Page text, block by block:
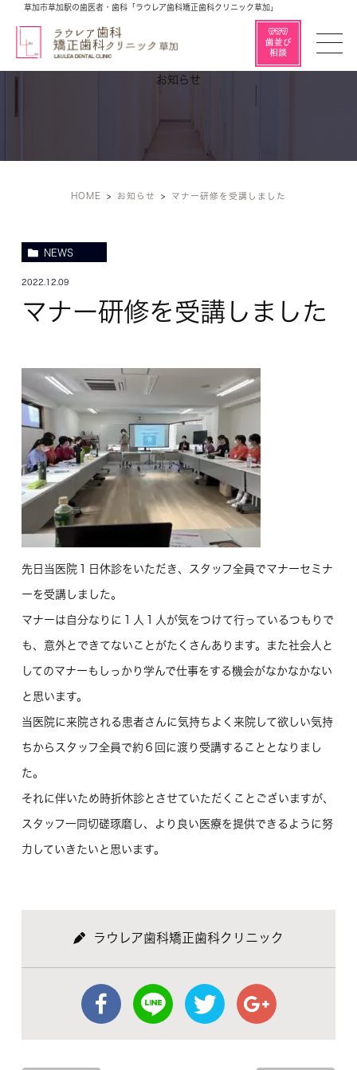
草加市草加駅の歯医者・歯科「ラウレア歯科矯正歯科クリニック草加」
お知らせ
HOME お知らせ マナー研修を受講しました
NEWS
2022.12.09
マナー研修を受講しました
先日当医院１日休診をいただき、スタッフ全員でマナーセミナ
ーを受講しました。
マナーは自分なりに１人１人が気をつけて行っているつもりで
も、意外とできてないことがたくさんあります。また社会人と
してのマナーもしっかり学んで仕事をする機会がなかなかない
と思います。
当医院に来院される患者さんに気持ちよく来院して欲しい気持
ちからスタッフ全員で約６回に渡り受講することとなりまし
た。
それに伴いため時折休診とさせていただくことございますが、
スタッフ一同切磋琢磨し、より良い医療を提供できるように努
力していきたいと思います。
ラウレア歯科矯正歯科クリニック